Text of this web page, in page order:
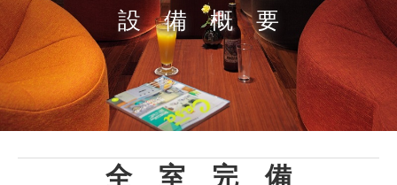
設 備 概 要
全 室 完 備